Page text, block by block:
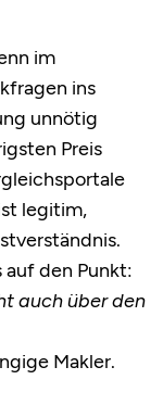
im
ins
unnötig
Preis
legitim,
auf den Punkt:
auch über den
Makler.